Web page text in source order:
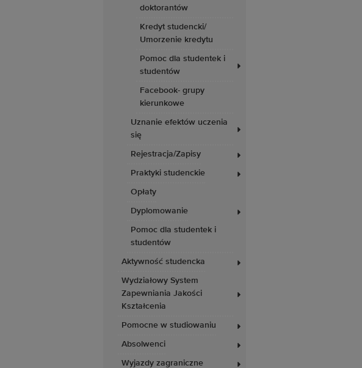
doktorantów
Kredyt studencki/
Umorzenie kredytu
Pomoc dla studentek i
studentów
Facebook- grupy
kierunkowe
Uznanie efektów uczenia
się
Rejestracja/Zapisy
Praktyki studenckie
Opłaty
Dyplomowanie
Pomoc dla studentek i
studentów
Aktywność studencka
Wydziałowy System
Zapewniania Jakości
Kształcenia
Pomocne w studiowaniu
Absolwenci
Wyjazdy zagraniczne